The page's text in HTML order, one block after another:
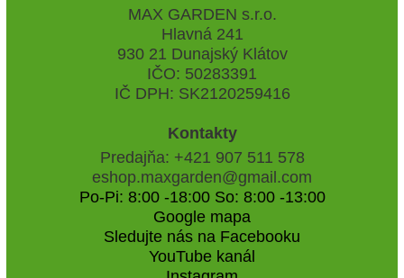
MAX GARDEN s.r.o.
Hlavná 241
930 21 Dunajský Klátov
IČO: 50283391
IČ DPH: SK2120259416
Kontakty
Predajňa: +421 907 511 578
eshop.maxgarden@gmail.com
Po-Pi: 8:00 -18:00 So: 8:00 -13:00
Google mapa
Sledujte nás na Facebooku
YouTube kanál